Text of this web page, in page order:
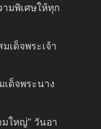
ามพิเศษให้ทุก
เด็จพระเจ้า
เด็จพระนาง
มใหญ่” วันอา